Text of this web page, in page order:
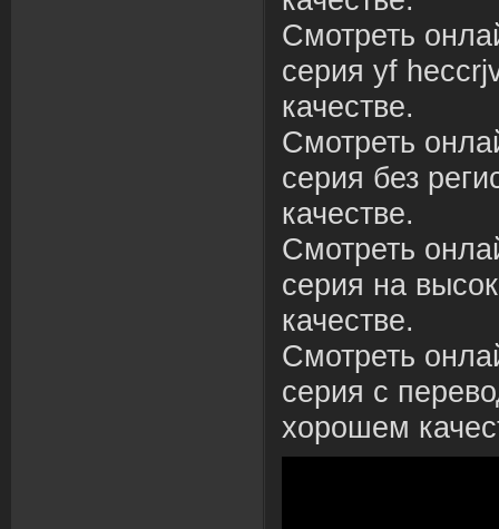
Смотреть
серия yf
качестве.
Смотреть
серия без
качестве.
Смотреть
серия на
качестве.
Смотреть
серия с
хорошем